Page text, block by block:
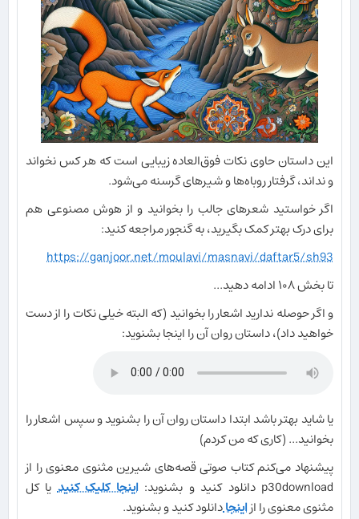
این داستان حاوی نکات فو‌ق‌العاده زیبایی است که هر کس نخواند
و نداند، گرفتار روباه‌ها و شیرهای گرسنه می‌شود.
اگر خواستید شعرهای جالب را بخوانید و از هوش مصنوعی هم
برای درک بهتر کمک بگیرید، به گنجور مراجعه کنید:
https://ganjoor.net/moulavi/masnavi/daftar5/sh93
تا بخش ۱۰۸ ادامه دهید...
و اگر حوصله ندارید اشعار را بخوانید (که البته خیلی نکات را از دست
خواهید داد)، داستان روان آن را اینجا بشنوید:
یا شاید بهتر باشد ابتدا داستان روان آن را بشنوید و سپس اشعار را
بخوانید... (کاری که من کردم)
پیشنهاد می‌کنم کتاب صوتی قصه‌های شیرین مثنوی معنوی را از
p30download دانلود کنید و بشنوید:
اینجا کلیک کنیدیا کل
مثنوی معنوی را ازاینجادانلود کنید و بشنوید.